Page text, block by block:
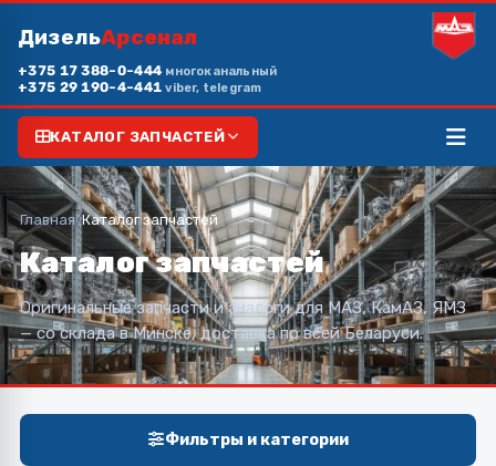
ДизельАрсенал
+375 17 388-0-444 многоканальный
+375 29 190-4-441viber, telegram
КАТАЛОГ ЗАПЧАСТЕЙ
Главная/Каталог запчастей
Каталог запчастей
Оригинальные запчасти и аналоги для МАЗ, КамАЗ, ЯМЗ
— со склада в Минске, доставка по всей Беларуси.
Фильтры и категории